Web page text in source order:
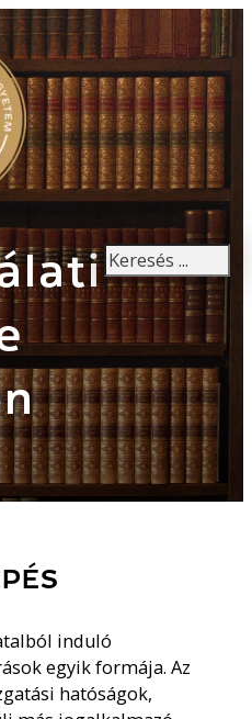
Keresés
induló
egyik formája. Az
hatóságok,